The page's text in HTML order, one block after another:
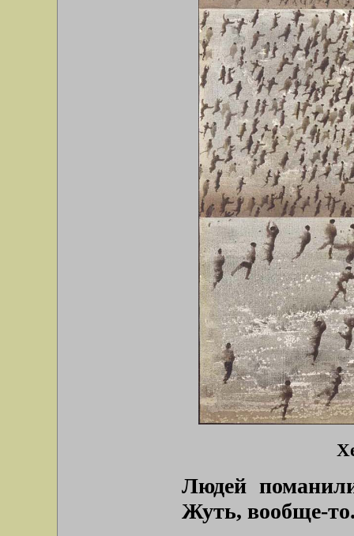
Людей
Жуть, вообще-